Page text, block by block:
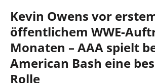
Kevin Owens vor
öffentlichem WWE-
Monaten – AAA spielt
American Bash eine
Rolle